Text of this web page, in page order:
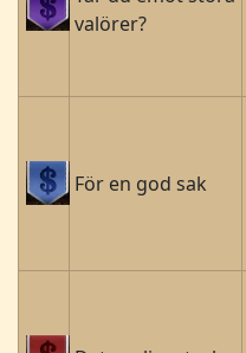
valörer?
För en god sak